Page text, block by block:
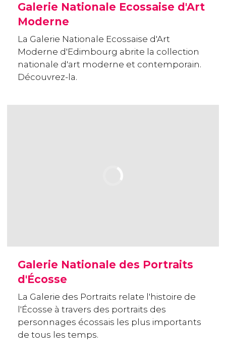
Galerie Nationale Ecossaise d'Art
Moderne
La Galerie Nationale Ecossaise d'Art
Moderne d'Edimbourg abrite la collection
nationale d'art moderne et contemporain.
Découvrez-la.
Galerie Nationale des Portraits
d'Écosse
La Galerie des Portraits relate l'histoire de
l'Écosse à travers des portraits des
personnages écossais les plus importants
de tous les temps.